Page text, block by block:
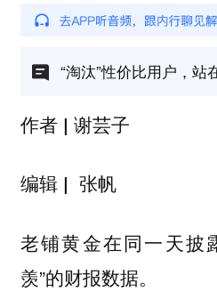
“淘汰”性价比用户，站
作者 | 谢芸子
编辑 | 张帆
老铺黄金在同一天披
羡”的财报数据。